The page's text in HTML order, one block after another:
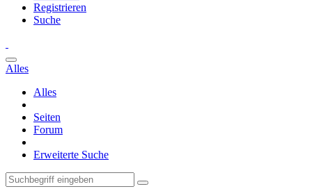
Registrieren
Suche
Alles
Alles
Seiten
Forum
Erweiterte Suche